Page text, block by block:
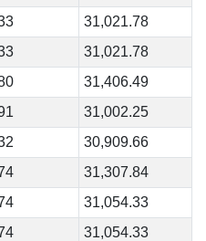
31,021.78
31,021.78
31,406.49
31,002.25
30,909.66
31,307.84
31,054.33
31,054.33